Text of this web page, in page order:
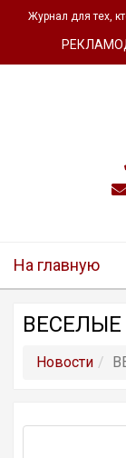
Журнал для тех,
На главную
ВЕСЕЛЫЕ
Новости